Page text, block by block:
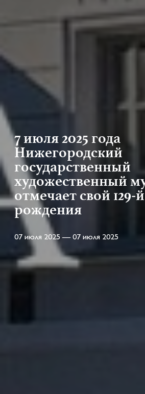
7 июля 2025 года
Нижегородский
государственный
художественный
отмечает свой 129-
рождения
07 июля 2025 — 07 июля 2025